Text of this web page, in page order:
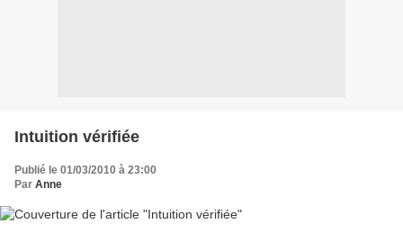
Intuition vérifiée
Publié le 01/03/2010 à 23:00
Par Anne